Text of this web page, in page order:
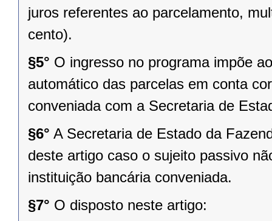
juros referentes ao parcelamento,
cento).
§5° O ingresso no programa impõe
automático das parcelas em conta
conveniada com a Secretaria de
§6° A Secretaria de Estado da
deste artigo caso o sujeito passivo
instituição bancária conveniada.
§7° O disposto neste artigo: